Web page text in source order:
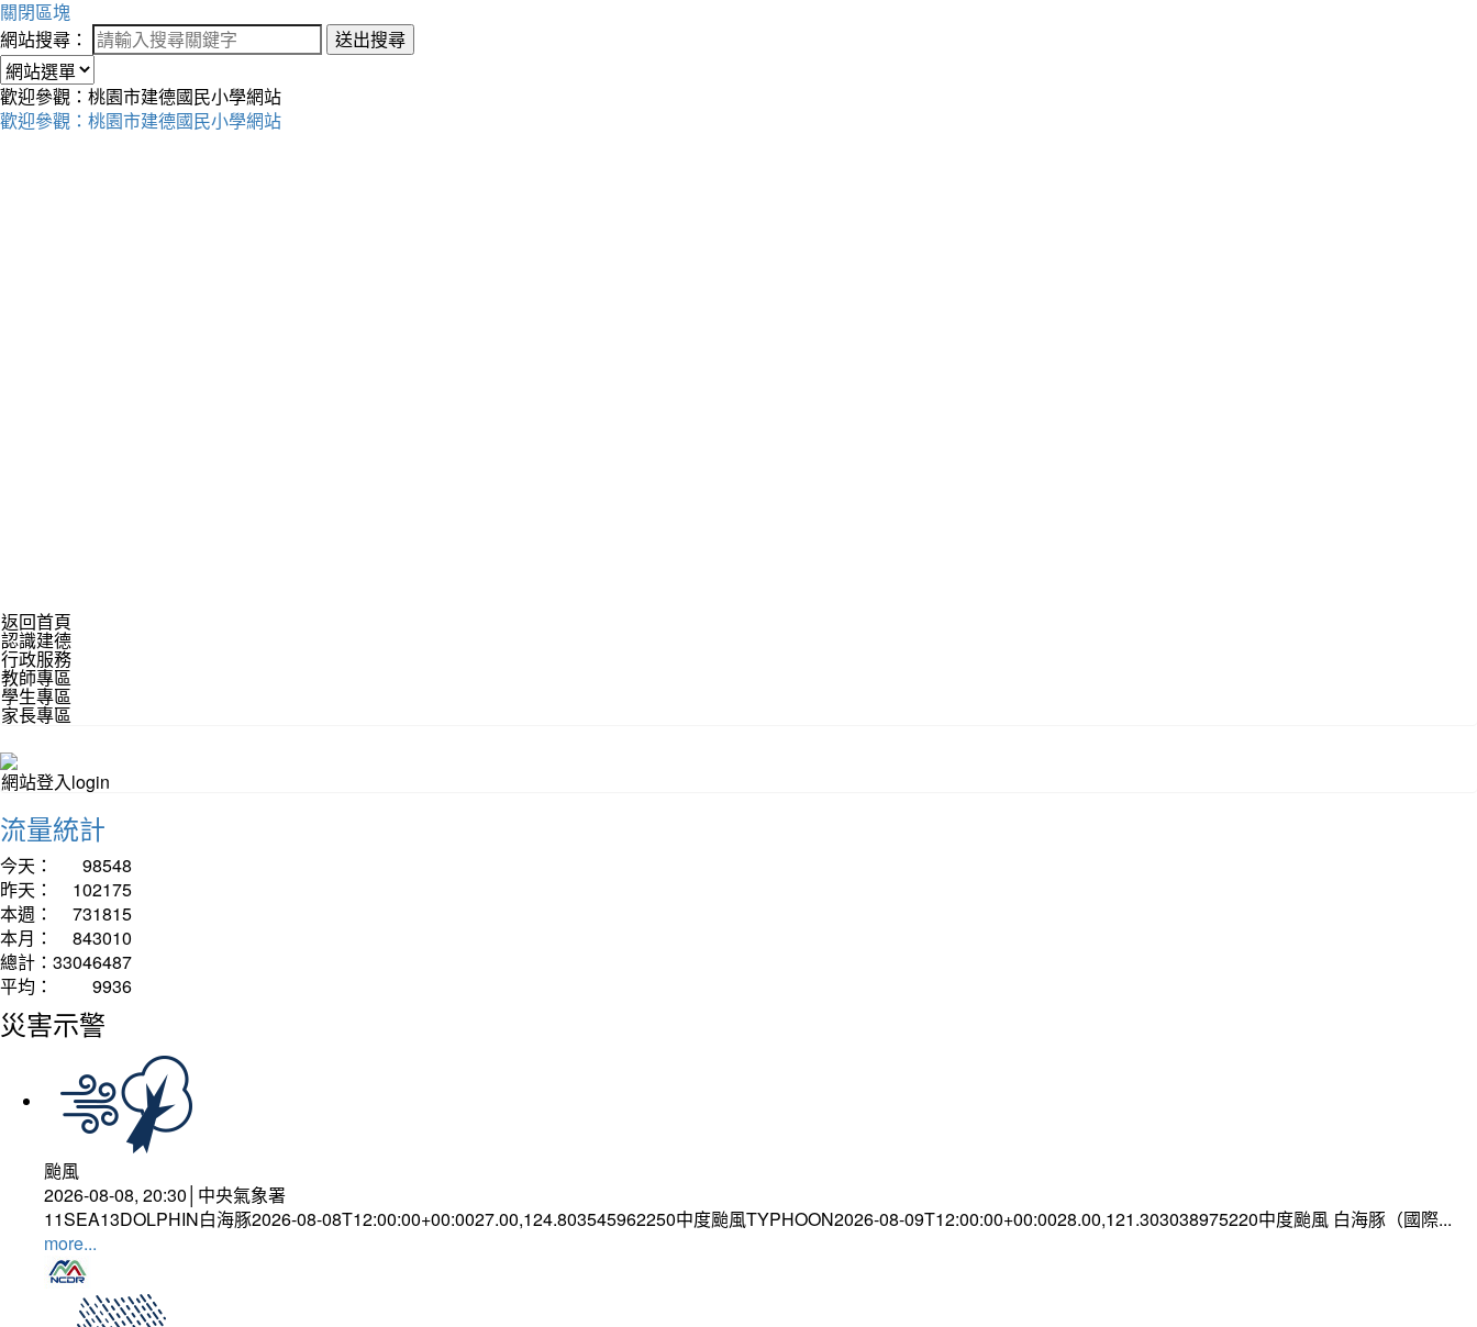
關閉區塊
網站搜尋：
送出搜尋
歡迎參觀：桃園市建德國民小學網站
歡迎參觀：桃園市建德國民小學網站
返回首頁
認識建德
行政服務
教師專區
學生專區
家長專區
網站登入login
流量統計
今天：
98548
昨天：
102175
本週：
731815
本月：
843010
總計： 33046487
平均：
9936
災害示警
颱風
2026-08-08, 20:30│中央氣象署
11SEA13DOLPHIN白海豚2026-08-08T12:00:00+00:0027.00,124.803545962250中度颱風TYPHOON2026-08-09T12:00:00+00:0028.00,121.303038975220中度颱風 白海豚（國際...
more...